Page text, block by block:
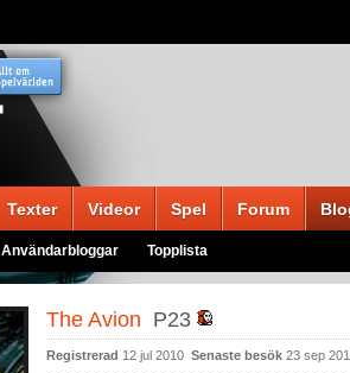
Texter Videor Spel Forum
Användarbloggar Topplista
The Avion P23
Registrerad 12 jul 2010 Senaste besök 23 sep